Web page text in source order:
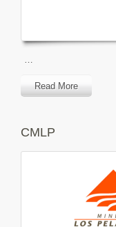
…
Read More
CMLP